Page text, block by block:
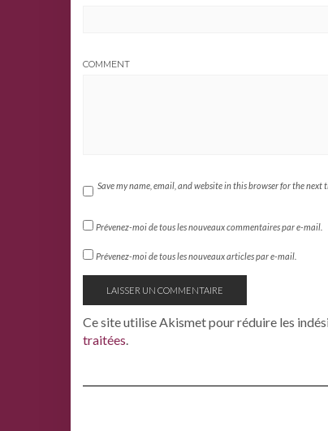
COMMENT
Save my name, email, and website in this browser for the next
Prévenez-moi de tous les nouveaux commentaires par e-mail.
Prévenez-moi de tous les nouveaux articles par e-mail.
Ce site utilise Akismet pour réduire les
traitées